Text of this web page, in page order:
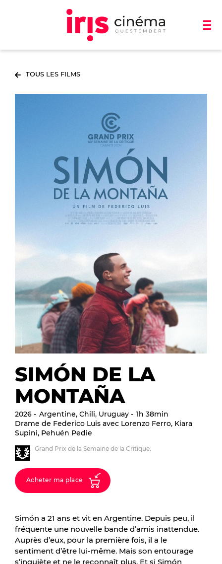
TOUS LES FILMS
SIMÓN DE LA
MONTAÑA
2026 Argentine, Chili, Uruguay
1h 38min
Drame de Federico Luis avec Lorenzo Ferro, Kiara
Supini, Pehuén Pedie
Grand Prix de la Semaine de la Critique.
Acheter ma place
Simón a 21 ans et vit en Argentine. Depuis peu, il
fréquente une nouvelle bande d’amis inattendue.
Auprès d’eux, pour la première fois, il a le
sentiment d’être lui-même. Mais son entourage
s’inquiète et ne le reconnaît plus. Et si Simón